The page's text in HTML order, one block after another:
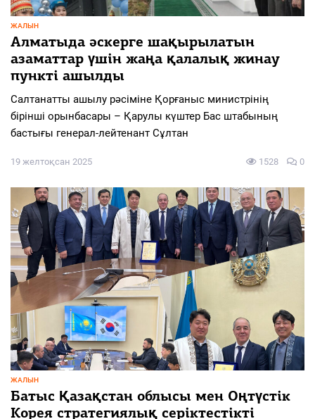
ЖАЛЫН
Алматыда әскерге шақырылатын
азаматтар үшін жаңа қалалық жинау
пункті ашылды
Салтанатты ашылу рәсіміне Қорғаныс министрінің
бірінші орынбасары – Қарулы күштер Бас штабының
бастығы генерал-лейтенант Сұлтан
19 желтоқсан 2025 1528 0
ЖАЛЫН
Батыс Қазақстан облысы мен Оңтүстік
Корея стратегиялық серіктестікті